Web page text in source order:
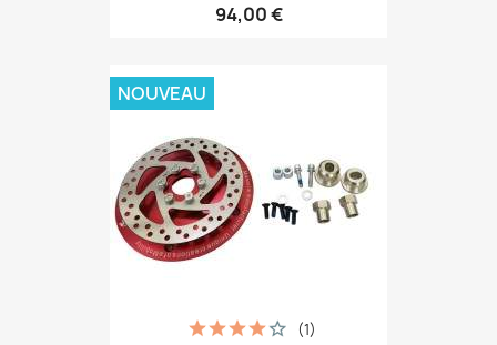
94,00 €
(1)
NOUVEAU